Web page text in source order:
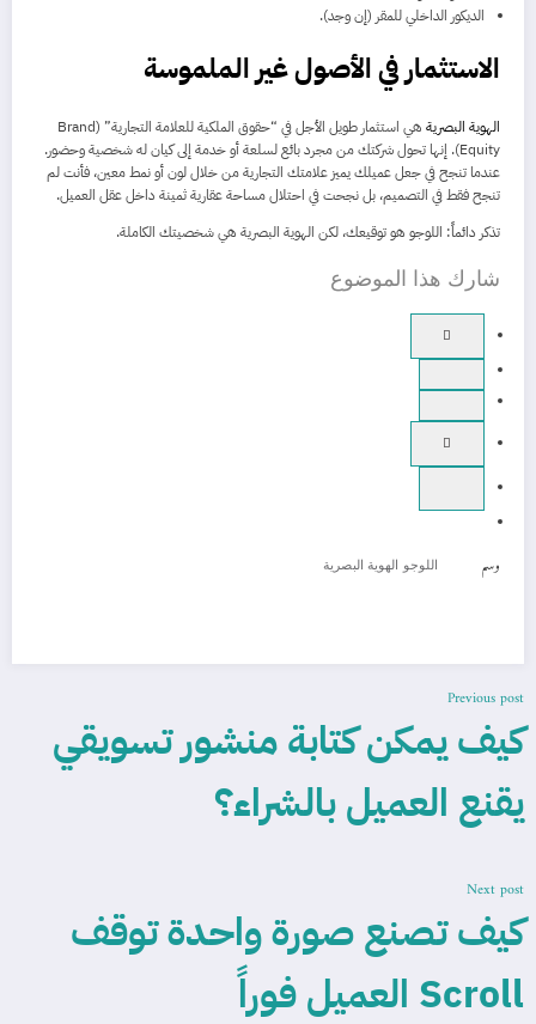
الديكور الداخلي للمقر (إن وجد).
الاستثمار في الأصول غير الملموسة
الهوية البصرية
هي استثمار طويل الأجل في “حقوق الملكية للعلامة التجارية” (Brand
Equity). إنها تحول شركتك من مجرد بائع لسلعة أو خدمة إلى كيان له شخصية وحضور.
عندما تنجح في جعل عميلك يميز علامتك التجارية من خلال لون أو نمط معين، فأنت لم
تنجح فقط في التصميم، بل نجحت في احتلال مساحة عقارية ثمينة داخل عقل العميل.
تذكر دائماً: اللوجو هو توقيعك، لكن الهوية البصرية هي شخصيتك الكاملة.
شارك هذا الموضوع
وسم اللوجو الهوية البصرية
Previous post
كيف يمكن كتابة منشور تسويقي
يقنع العميل بالشراء؟
Next post
كيف تصنع صورة واحدة توقف
Scroll العميل فوراً